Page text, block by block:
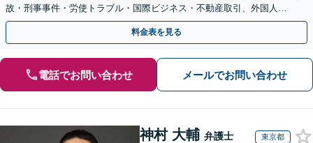
故・刑事事件・労使トラブル・国際ビジネス・不動産取引、外国人の
方の個人の法律トラブルをサポートします！
料金表を見る
電話でお問い合わせ メールでお問い合わせ
神村 大輔 弁護士 東京都